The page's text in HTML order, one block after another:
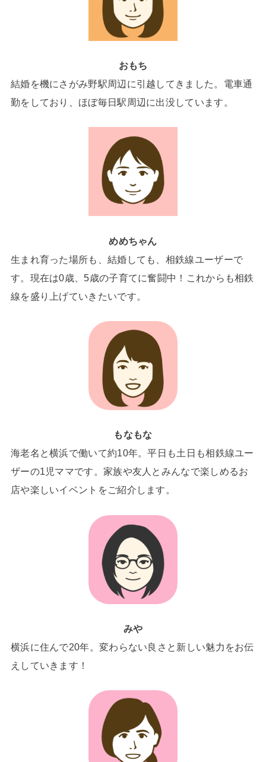
おもち
結婚を機にさがみ野駅周辺に引越してきました。電車通
勤をしており、ほぼ毎日駅周辺に出没しています。
めめちゃん
生まれ育った場所も、結婚しても、相鉄線ユーザーで
す。現在は0歳、5歳の子育てに奮闘中！これからも相鉄
線を盛り上げていきたいです。
もなもな
海老名と横浜で働いて約10年。平日も土日も相鉄線ユー
ザーの1児ママです。家族や友人とみんなで楽しめるお
店や楽しいイベントをご紹介します。
みや
横浜に住んで20年。変わらない良さと新しい魅力をお伝
えしていきます！